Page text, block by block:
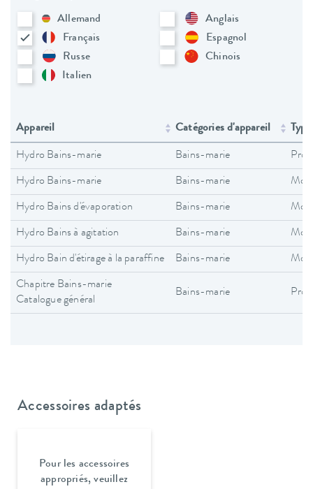
Allemand
Anglais
Français
Espagnol
Russe
Chinois
Italien
Appareil Catégories d'appareil
Hydro Bains-marie Bains-marie
Hydro Bains-marie Bains-marie
Hydro Bains d'évaporation Bains-marie
Hydro Bains à agitation Bains-marie
Hydro Bain d'étirage à la paraffine Bains-marie
Chapitre Bains-marie
Catalogue général
Bains-marie
Accessoires adaptés
Pour les accessoires
appropriés, veuillez